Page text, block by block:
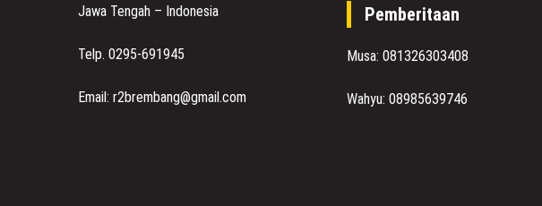
Jawa Tengah – Indonesia
Telp. 0295-691945
Email: r2brembang@gmail.com
Pemberitaan
Musa: 081326303408
Wahyu: 08985639746